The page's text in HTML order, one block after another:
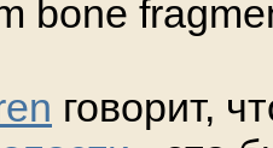
bone
говорит,